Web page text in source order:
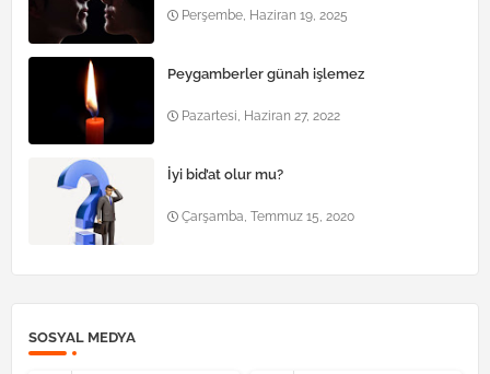
Perşembe, Haziran 19, 2025
Peygamberler günah işlemez
Pazartesi, Haziran 27, 2022
İyi bid’at olur mu?
Çarşamba, Temmuz 15, 2020
SOSYAL MEDYA